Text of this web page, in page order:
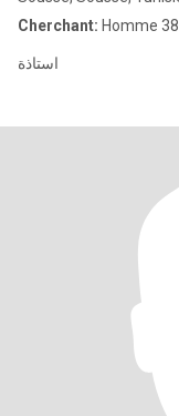
Cherchant: Homme
استاذة